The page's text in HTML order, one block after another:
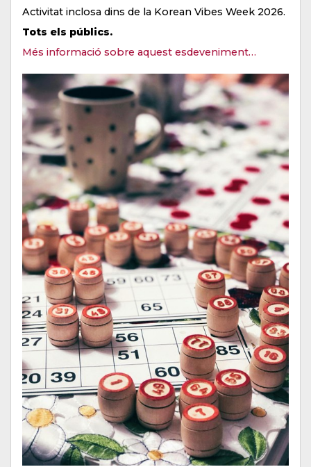
Activitat inclosa dins de la Korean Vibes Week 2026.
Tots els públics.
Més informació sobre aquest esdeveniment…